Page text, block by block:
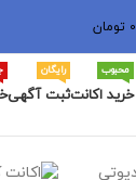
0 تومان
خرید اکانت
محبوب
ثبت آگهی
رایگان